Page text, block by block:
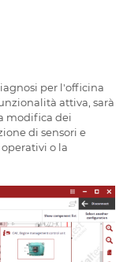
per l'officina
attiva, sarà
modifica dei
di sensori e
o la